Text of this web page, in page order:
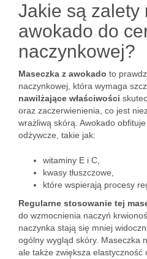
Jakie są zalety
awokado do
naczynkowej?
Maseczka z awokado to
naczynkowej, która wymaga
nawilżające właściwości
oraz zaczerwienienia, co jest
wrażliwą skórą. Awokado
odżywcze, takie jak:
witaminy E i C,
kwasy tłuszczowe,
które wspierają procesy
Regularne stosowanie tej
do wzmocnienia naczyń
naczynka stają się mniej
ogólny wygląd skóry. Maseczka
ale także zwiększa